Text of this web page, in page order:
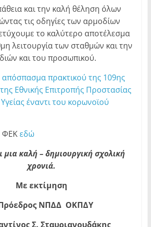
και την καλή θέληση όλων
τις οδηγίες των αρμοδίων
το καλύτερο αποτέλεσμα
λειτουργία των σταθμών και την
και του προσωπικού.
απόσπασμα πρακτικού της 109ης
Εθνικής Επιτροπής Προστασίας
έναντι του κορωνοϊού
ΦΕΚεδώ
μια καλή – δημιουργική σχολική
χρονιά.
Με εκτίμηση
ΝΠΔΔ ΟΚΠΔΥ
Σ. Σταυριανουδάκης